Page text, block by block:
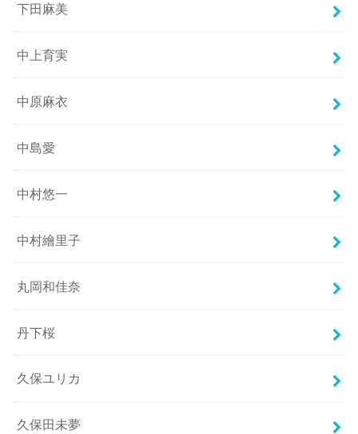
下田麻美
中上育実
中原麻衣
中島愛
中村悠一
中村繪里子
丸岡和佳奈
丹下桜
久保ユリカ
久保田未夢